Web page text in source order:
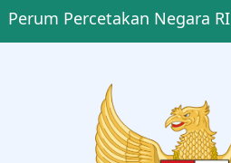
Perum Percetakan Negara RI